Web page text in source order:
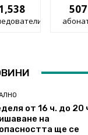
507
от 16 ч. до 20
на
ще се